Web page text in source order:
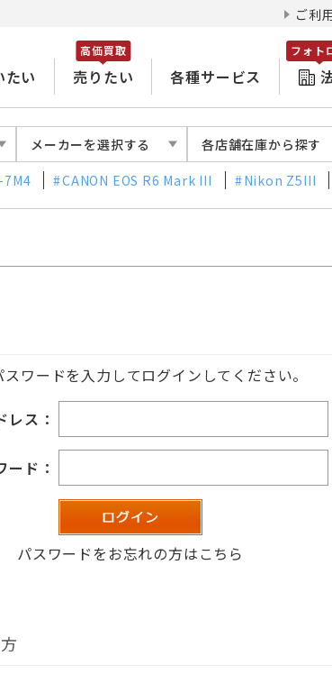
ご利
たい 売りたい
高価買取
各種サービス
フォト
メーカーを選択する 各店舗在庫から探す
7M4 CANON EOS R6 Mark III Nikon Z5III
ワードを入力してログインしてください。
レス：
ード：
パスワードをお忘れの方はこちら